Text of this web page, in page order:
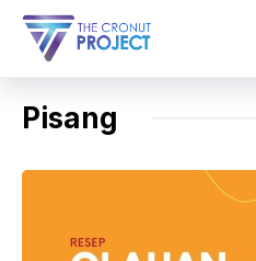
Langsung
Pisang